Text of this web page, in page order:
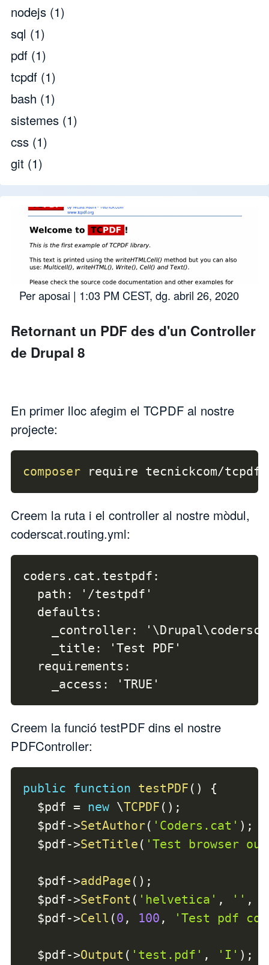
nodejs (1)
sql (1)
pdf (1)
tcpdf (1)
bash (1)
sistemes (1)
css (1)
git (1)
Peraposai | 1:03 PM CEST, dg. abril 26, 2020
Retornant un PDF des d'un Controller
de Drupal 8
En primer lloc afegim el TCPDF al nostre
projecte:
composer require tecnickcom/tcpdf
Creem la ruta i el controller al nostre mòdul,
coderscat.routing.yml:
coders.cat.testpdf:
  path: '/testpdf'
  defaults:
_controller:
    _title: 'Test PDF'
  requirements:
    _access: 'TRUE'
Creem la funció testPDF dins el nostre
PDFController:
public function testPDF ( )
{
$pdf = new \TCPDF ( ) ;
$pdf->SetAuthor( 'Coders.cat' ) ;
$pdf->SetTitle ( 'Test browser
$pdf->addPage ( ) ;
$pdf->SetFont ( 'helvetica' , '' ,
$pdf->Cell (0 , 100 , 'Test pdf
$pdf->Output ( 'test.pdf' , 'I' ) ;